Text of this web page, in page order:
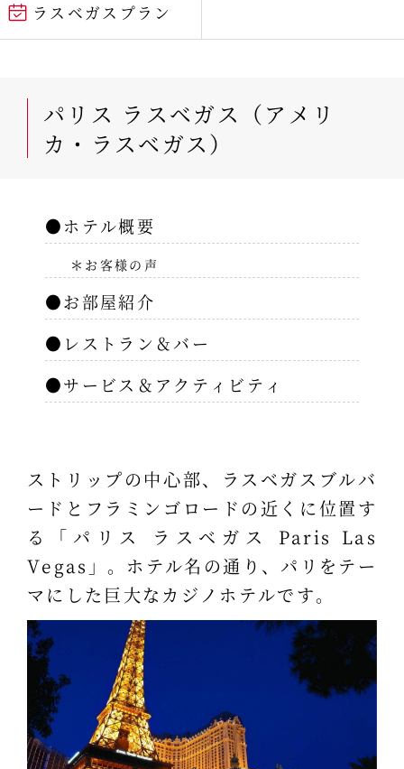
ラスベガスプラン
パリス ラスベガス（アメリ
カ・ラスベガス）
●ホテル概要
＊お客様の声
●お部屋紹介
●レストラン＆バー
●サービス＆アクティビティ
ストリップの中心部、ラスベガスブルバ
ードとフラミンゴロードの近くに位置す
る「パリス ラスベガス Paris Las
Vegas」。ホテル名の通り、パリをテー
マにした巨大なカジノホテルです。